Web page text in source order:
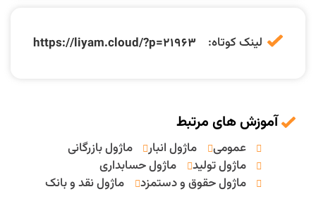
لینک کوتاه: https://liyam.cloud/?p=21963
آموزش های مرتبط
عمومی ماژول انبار
ماژول بازرگانی
ماژول تولید
ماژول حسابداری
ماژول حقوق و دستمزد
ماژول نقد و بانک